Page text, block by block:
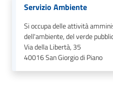
Servizio Ambiente
Si occupa delle attività
dell'ambiente, del verde
Via della Libertà, 35
40016San Giorgio di Piano